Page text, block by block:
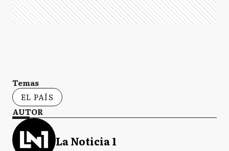
Temas
EL PAÍS
AUTOR
La Noticia 1